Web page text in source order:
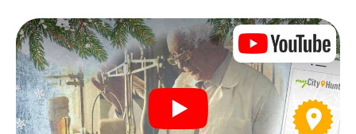
spielerische Weise erfahren Sie faszinierende Anekdoten
rund um das nahende Weihnachtsfest. Wird es Ihnen
gelingen, die Hinweise richtig zu deuten und anderen
Schatzsuchern stets einen Schritt voraus zu sein?
Der Weihnachtsmarkt von Sant Josep de sa
Talaia als Zwischenstopp